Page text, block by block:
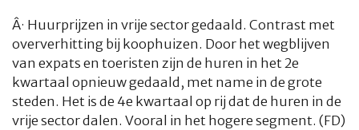
Â· Huurprijzen in vrije sector gedaald. Contrast met
oververhitting bij koophuizen. Door het wegblijven
van expats en toeristen zijn de huren in het 2e
kwartaal opnieuw gedaald, met name in de grote
steden. Het is de 4e kwartaal op rij dat de huren in de
vrije sector dalen. Vooral in het hogere segment. (FD)